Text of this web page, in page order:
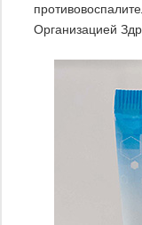
Организацией